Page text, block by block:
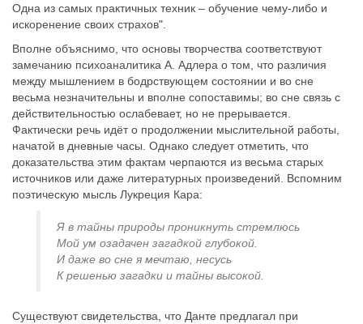
Одна из самых практичных техник – обучение чему-либо и
искоренение своих страхов".
Вполне объяснимо, что основы творчества соответствуют
замечанию психоаналитика А. Адлера о том, что различия
между мышлением в бодрствующем состоянии и во сне
весьма незначительны и вполне сопоставимы; во сне связь с
действительностью ослабевает, но не прерывается.
Фактически речь идёт о продолжении мыслительной работы,
начатой в дневные часы. Однако следует отметить, что
доказательства этим фактам черпаются из весьма старых
источников или даже литературных произведений. Вспомним
поэтическую мысль Лукреция Кара:
Я в тайны природы проникнуть стремлюсь
Мой ум озадачен загадкой глубокой.
И даже во сне я мечтаю, несусь
К решенью загадки и тайны высокой.
Существуют свидетельства, что Данте предлагал при